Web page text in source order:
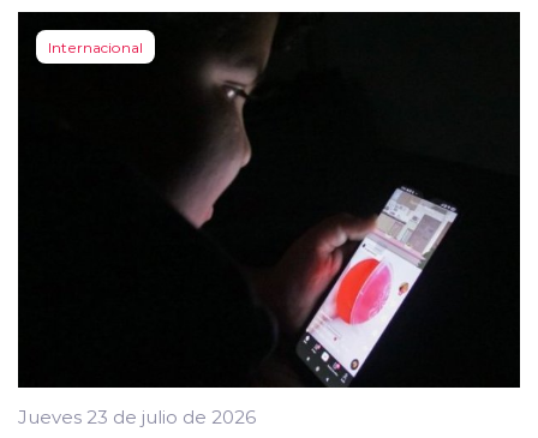
Internacional
Jueves 23 de julio de 2026